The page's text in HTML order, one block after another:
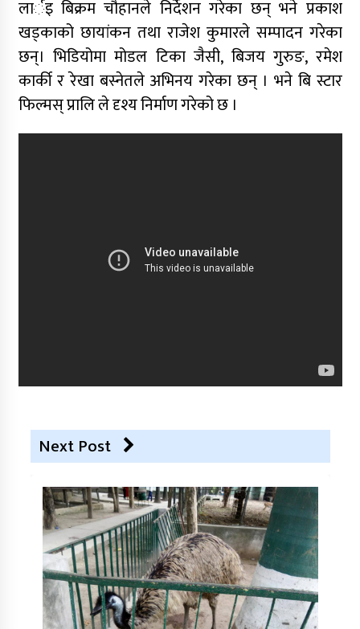
लार्इ बिक्रम चौहानले निर्देशन गरेका छन् भने प्रकाश
खड्काको छायांकन तथा राजेश कुमारले सम्पादन गरेका
छन्। भिडियोमा मोडल टिका जैसी, बिजय गुरुङ, रमेश
कार्की र रेखा बस्नेतले अभिनय गरेका छन् । भने बि स्टार
फिल्मस् प्रालि ले दृश्य निर्माण गरेको छ ।
Next Post